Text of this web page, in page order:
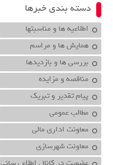
دسته بندی خبرها
اطلاعیه ها و مناسبتها
همایش ها و مراسم
بررسی ها و بازدیدها
مناقصه و مزایده
پیام تقدیر و تبریک
مطالب عمومی
معاونت اداري مالي
معاونت شهرسازي